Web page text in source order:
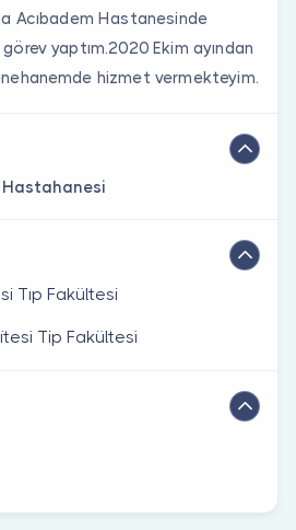
Acıbadem Hastanesinde
yaptım.2020 Ekim ayından
hizmet vermekteyim.
Tıp Fakültesi
Tip Fakültesi̇